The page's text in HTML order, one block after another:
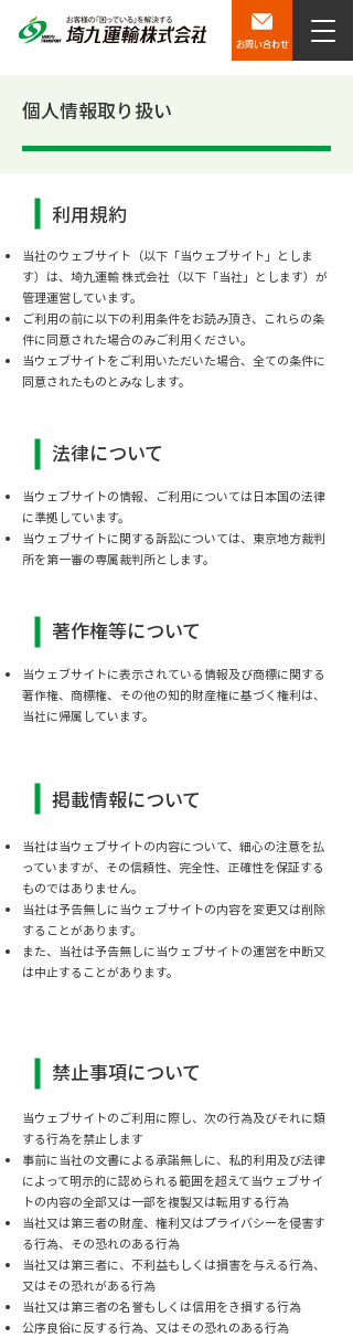
お問い合わせ
個人情報取り扱い
利用規約
当社のウェブサイト（以下「当ウェブサイト」としま
す）は、埼九運輸 株式会社（以下「当社」とします）が
管理運営しています。
ご利用の前に以下の利用条件をお読み頂き、これらの条
件に同意された場合のみご利用ください。
当ウェブサイトをご利用いただいた場合、全ての条件に
同意されたものとみなします。
法律について
当ウェブサイトの情報、ご利用については日本国の法律
に準拠しています。
当ウェブサイトに関する訴訟については、東京地方裁判
所を第一審の専属裁判所とします。
著作権等について
当ウェブサイトに表示されている情報及び商標に関する
著作権、商標権、その他の知的財産権に基づく権利は、
当社に帰属しています。
掲載情報について
当社は当ウェブサイトの内容について、細心の注意を払
っていますが、その信頼性、完全性、正確性を保証する
ものではありません。
当社は予告無しに当ウェブサイトの内容を変更又は削除
することがあります。
また、当社は予告無しに当ウェブサイトの運営を中断又
は中止することがあります。
禁止事項について
当ウェブサイトのご利用に際し、次の行為及びそれに類
する行為を禁止します
事前に当社の文書による承諾無しに、私的利用及び法律
によって明示的に認められる範囲を超えて当ウェブサイ
トの内容の全部又は一部を複製又は転用する行為
当社又は第三者の財産、権利又はプライバシーを侵害す
る行為、その恐れのある行為
当社又は第三者に、不利益もしくは損害を与える行為、
又はその恐れがある行為
当社又は第三者の名誉もしくは信用をき損する行為
公序良俗に反する行為、又はその恐れのある行為